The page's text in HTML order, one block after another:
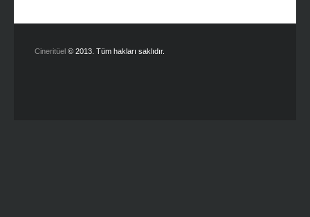
Cineritüel © 2013. Tüm hakları saklıdır.